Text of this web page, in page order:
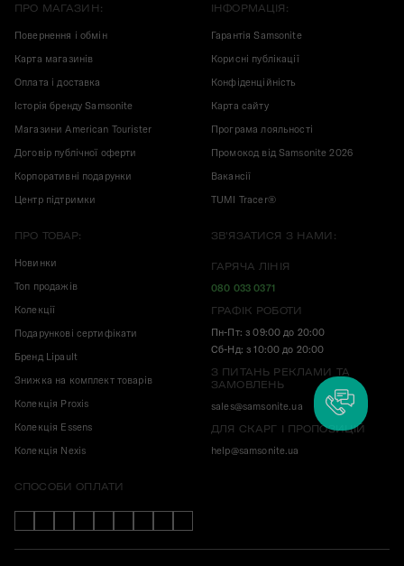
ПРО МАГАЗИН:
Повернення і обмін
Карта магазинів
Оплата і доставка
Історія бренду Samsonite
Магазини American Tourister
Договір публічної оферти
Корпоративні подарунки
Центр підтримки
ІНФОРМАЦІЯ:
Гарантія Samsonite
Корисні публікації
Конфіденційність
Карта сайту
Програма лояльності
Промокод від Samsonite 2026
Вакансії
TUMI Tracer®
ПРО ТОВАР:
Новинки
Топ продажів
Колекції
Подарункові сертифікати
Бренд Lipault
Знижка на комплект товарів
Колекція Proxis
Колекція Essens
Колекція Nexis
ЗВ'ЯЗАТИСЯ З НАМИ:
ГАРЯЧА ЛІНІЯ
080 033 0371
ГРАФІК РОБОТИ
Пн-Пт: з 09:00 до 20:00
Сб-Нд: з 10:00 до 20:00
З ПИТАНЬ РЕКЛАМИ ТА
ЗАМОВЛЕНЬ
sales@samsonite.ua
ДЛЯ СКАРГ І ПРОПОЗИЦІЙ
help@samsonite.ua
СПОСОБИ ОПЛАТИ